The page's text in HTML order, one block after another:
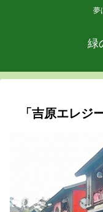
夢
緑
「吉原エレジ